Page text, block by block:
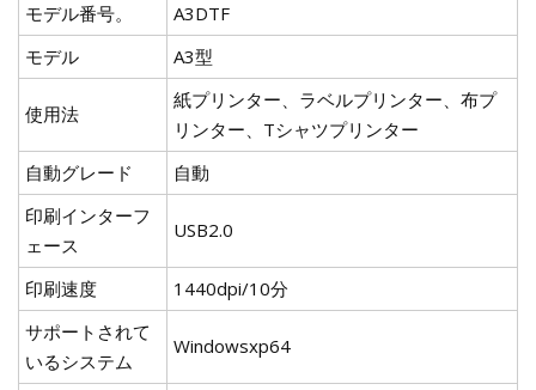
モデル番号。
A3DTF
モデル
A3型
使用法
紙プリンター、ラベルプリンター、布プ
リンター、Tシャツプリンター
自動グレード
自動
印刷インターフ
ェース
USB2.0
印刷速度
1440dpi/10分
サポートされて
いるシステム
Windowsxp64